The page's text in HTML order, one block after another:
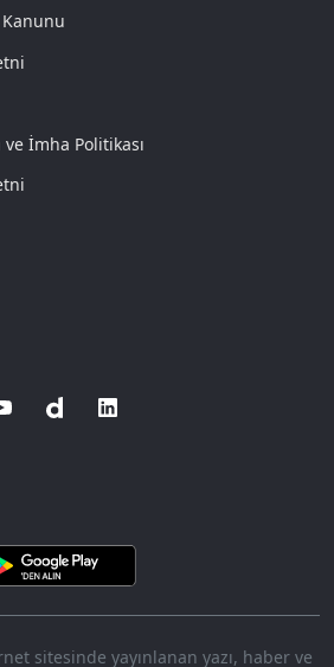
İmha Politikası
sitesinde yayınlanan yazı, haber ve